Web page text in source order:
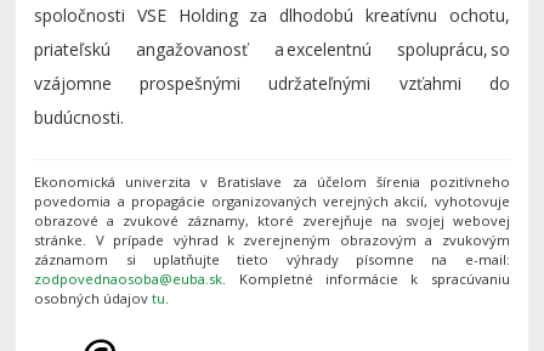
spoločnostiVSE Holdingza dlhodobú kreatívnu ochotu,
priateľskú angažovanosť a excelentnú spoluprácu, so
vzájomne prospešnými udržateľnými vzťahmi do
budúcnosti.
Ekonomická univerzita v Bratislave za účelom šírenia pozitívneho
povedomia a propagácie organizovaných verejných akcií, vyhotovuje
obrazové a zvukové záznamy, ktoré zverejňuje na svojej webovej
stránke. V prípade výhrad k zverejneným obrazovým a zvukovým
záznamom si uplatňujte tieto výhrady písomne na e-mail:
. Kompletné informácie k spracúvaniu
osobných údajovtu.